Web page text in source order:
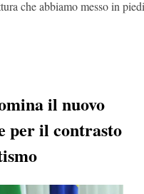
che abbiamo messo in
il nuovo
per il contrasto